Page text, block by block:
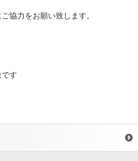
協力をお願い致します。
す